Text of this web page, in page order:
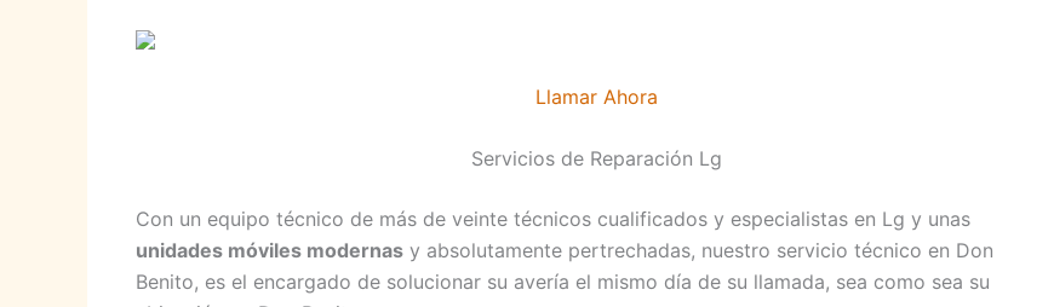
Llamar Ahora
Servicios de Reparación Lg
Con un equipo técnico de más de veinte técnicos cualificados y especialistas en Lg y unas
unidades móviles modernas y absolutamente pertrechadas, nuestro servicio técnico en Don
Benito, es el encargado de solucionar su avería el mismo día de su llamada, sea como sea su